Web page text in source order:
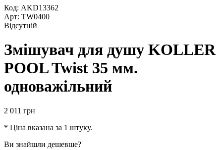
Код: AKD13362
Арт: TW0400
Відсутній
Змішувач для душу KOLLER
POOL Twist 35 мм.
одноважільний
2 011 грн
* Ціна вказана за 1 штуку.
Ви знайшли дешевше?